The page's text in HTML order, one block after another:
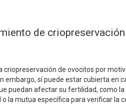
de
criopreservación de ovocitos por
embargo, sí puede estar cubierta en
puedan afectar su fertilidad, como la
la mutua específica para verificar la